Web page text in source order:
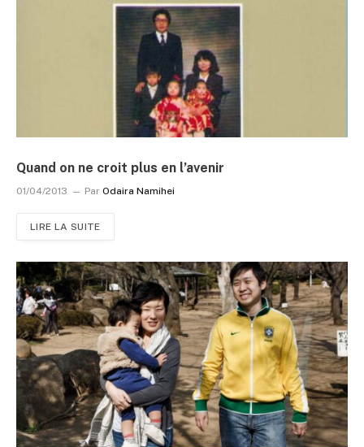
Quand on ne croit plus en l’avenir
01/04/2013 Par Odaira Namihei
LIRE LA SUITE